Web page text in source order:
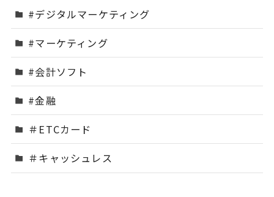
#デジタルマーケティング
#マーケティング
#会計ソフト
#金融
＃ETCカード
＃キャッシュレス